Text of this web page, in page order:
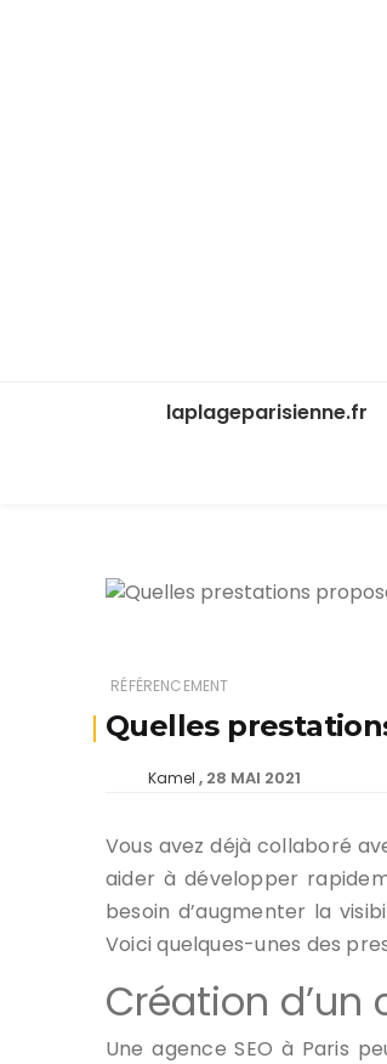
laplageparisienne.fr
RÉFÉRENCEMENT
Quelles
Kamel 28 MAI 2021
Vous avez déjà collaboré
aider à développer
besoin d’augmenter la
Voici quelques-unes des
Création
Une agence SEO à Paris